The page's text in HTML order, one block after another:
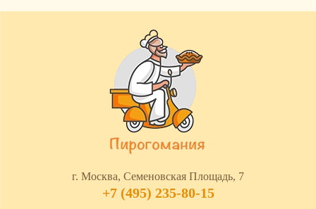
г. Москва, Семеновская Площадь, 7
+7 (495) 235-80-15